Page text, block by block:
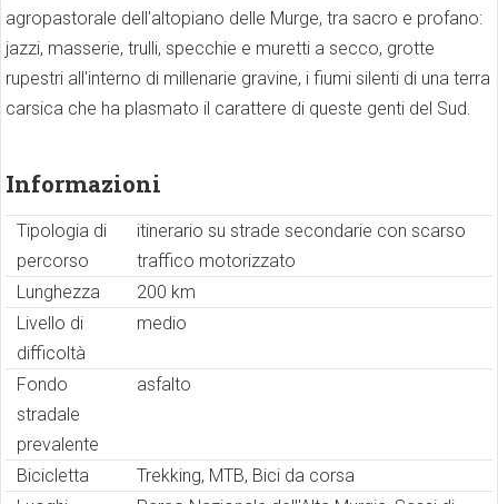
agropastorale dell'altopiano delle Murge, tra sacro e profano:
jazzi, masserie, trulli, specchie e muretti a secco, grotte
rupestri all'interno di millenarie gravine, i fiumi silenti di una terra
carsica che ha plasmato il carattere di queste genti del Sud.
Informazioni
Tipologia di
percorso
itinerario su strade secondarie con scarso
traffico motorizzato
Lunghezza
200 km
Livello di
difficoltà
medio
Fondo
stradale
prevalente
asfalto
Bicicletta
Trekking, MTB, Bici da corsa